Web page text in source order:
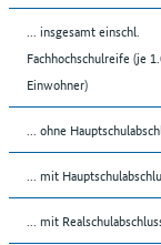
... insgesamt einschl.
Fachhochschulreife (je
Einwohner)
... ohne
... mit
... mit